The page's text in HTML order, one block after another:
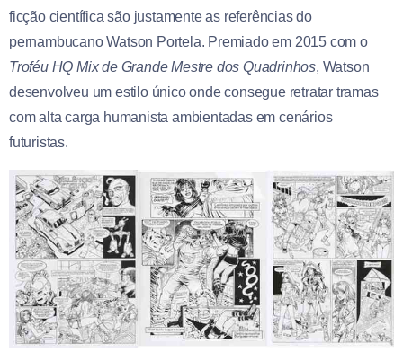
ficção científica são justamente as referências do
pernambucano Watson Portela. Premiado em 2015 com o
Troféu HQ Mix de Grande Mestre dos Quadrinhos, Watson
desenvolveu um estilo único onde consegue retratar tramas
com alta carga humanista ambientadas em cenários
futuristas.